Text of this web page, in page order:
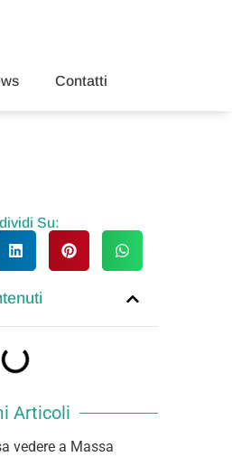
Contatti
Su:
Articoli
vedere a Massa